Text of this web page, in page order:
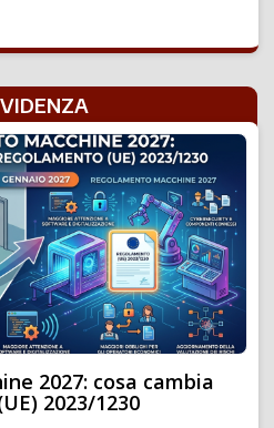
2027: cosa cambia
2023/1230